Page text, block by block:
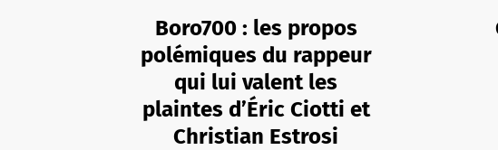
Boro700 : les propos
polémiques du rappeur
qui lui valent les
plaintes d’Éric Ciotti et
Christian Estrosi